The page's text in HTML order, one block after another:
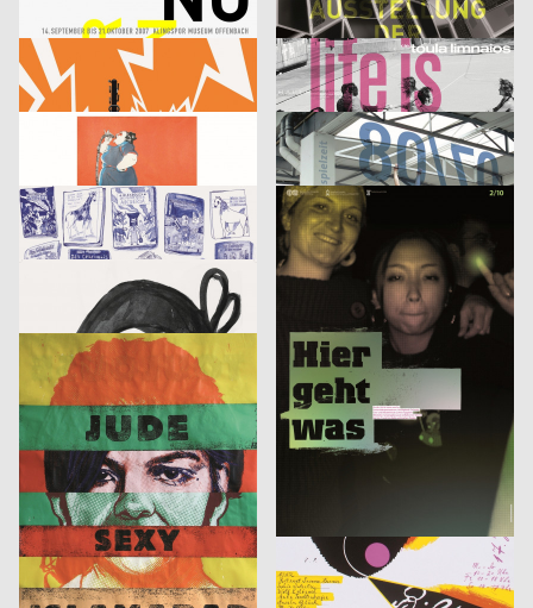
Klingspor Museum 2007
Finale. Ausstellung der Diplomarbeiten
2007
tesla medien ›kunst‹ labor 2007
cyan (Daniela Haufe + Detlef Fiedler) D
2007
cie. toula limnaios: life is perfect
din jank visuelle kommunikation, Fritz Beck, Doris Weber D
2007
Image
Jana Garberg D
2007
Armin Abmeier und die Tollen Hefte
Christof Nardin, Anna-Nora Szilit, Christian Feurstein, Martin Fetz
2007
Landjäger No.3 – Fleisch
Euro RSCG Düsseldorf
2007
D
2007
Identikit
Volker Pfüller
Bilderlesen
McCann Erickson Gesellschaft m.b.H. A
2005
Heinecken X-Mas
3007
2006
It’s never too late to have a happy childhood
strichpunkt D
2007
Der fliegende Holländer
2005
strichpunkt
2007
Pelléas et Mélisande
2006
Phantome